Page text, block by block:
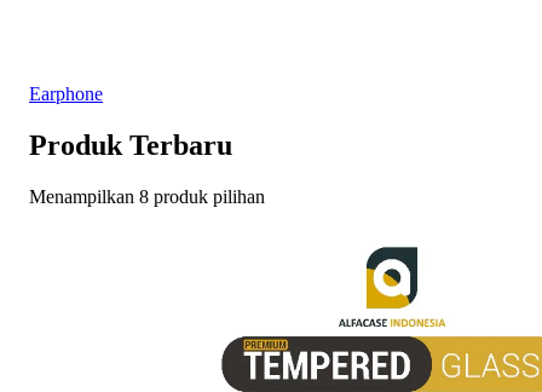
Earphone
Produk Terbaru
Menampilkan 8 produk pilihan